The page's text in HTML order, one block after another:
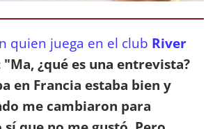
quien juega en el club River
"Ma, ¿qué es una entrevista?
en Francia estaba bien y
me cambiaron para